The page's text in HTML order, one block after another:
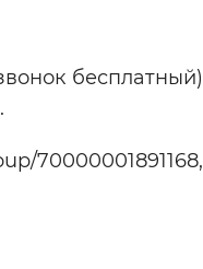
бесплатный)